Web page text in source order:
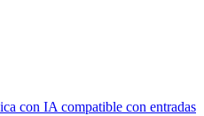
con IA compatible con entradas